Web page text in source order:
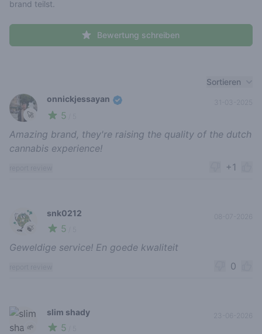
brand teilst.
Bewertung schreiben
Sortieren
🚀
onnickjessayan
5
31-03-2025
Amazing brand, they're raising the quality of the dutch
cannabis experience!
+1
🍃
snk0212
5
Geweldige service! En goede kwaliteit
0
🌱
slim shady
5
23-06-2026